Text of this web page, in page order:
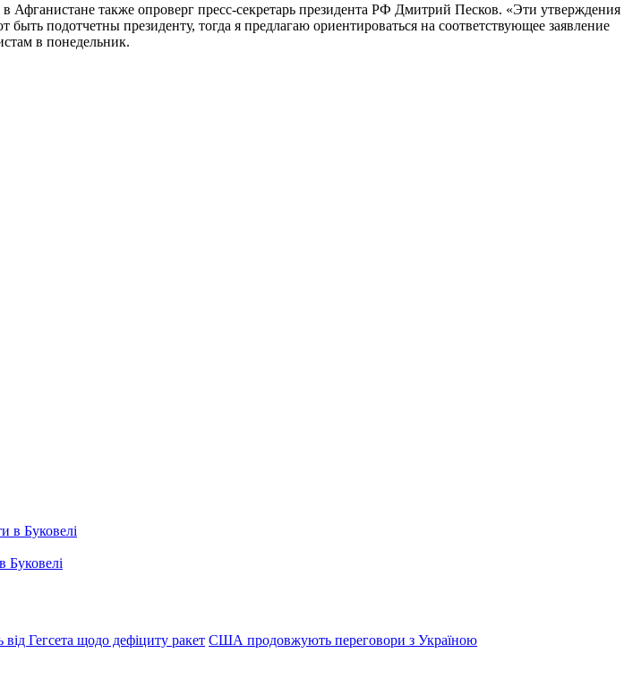
также опроверг пресс-секретарь президента РФ Дмитрий Песков. «Эти утверждения
подотчетны президенту, тогда я предлагаю ориентироваться на соответствующее заявление
в понедельник.
Буковелі
Гегсета щодо дефіциту ракет США продовжують переговори з Україною